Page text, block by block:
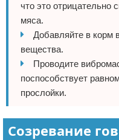
что это отрицательно
мяса.
Добавляйте в корм
вещества.
Проводите
поспособствует
прослойки.
Созревание